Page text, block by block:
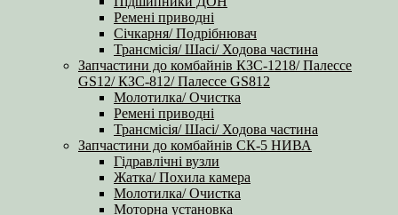
Ремені приводні
Січкарня/ Подрібнювач
Трансмісія/ Шасі/ Ходова частина
Запчастини до комбайнів КЗС-1218/ Палессе
GS12/ КЗС-812/ Палессе GS812
Молотилка/ Очистка
Ремені приводні
Трансмісія/ Шасі/ Ходова частина
Запчастини до комбайнів СК-5 НИВА
Гідравлічні вузли
Жатка/ Похила камера
Молотилка/ Очистка
Моторна установка